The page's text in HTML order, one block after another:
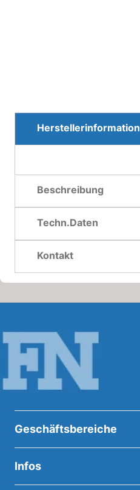
Herstellerinformation
Beschreibung
Techn.Daten
Kontakt
Geschäftsbereiche
Infos